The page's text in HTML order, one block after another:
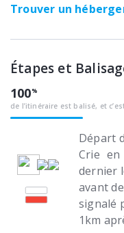
Trouver un
Étapes et
100
de l’itinéraire est balisé, et
Départ
Crie
dernier
avant
signalé
1km